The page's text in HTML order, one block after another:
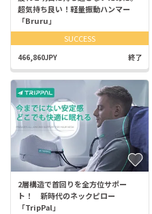
超気持ち良い！軽量振動ハンマー
「Bruru」
SUCCESS
466,860JPY 終了
2層構造で首回りを全方位サポー
ト！ 新時代のネックピロー
「TripPal」